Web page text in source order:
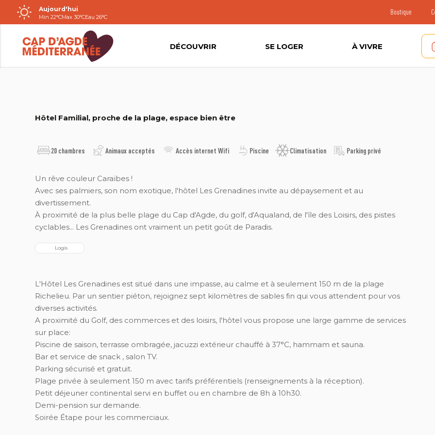
Passer
au
contenu
Aujourd'hui
Min 22°CMax 30°CEau 26°C
Boutique
DÉCOUVRIR SE LOGER À VIVRE
Hôtel Familial, proche de la plage, espace bien être
20 chambres Animaux acceptés Accès internet Wifi Piscine Climatisation Parking privé
Un rêve couleur Caraïbes !
Avec ses palmiers, son nom exotique, l'hôtel Les Grenadines invite au dépaysement et au
divertissement.
À proximité de la plus belle plage du Cap d'Agde, du golf, d'Aqualand, de l'île des Loisirs, des pistes
cyclables... Les Grenadines ont vraiment un petit goût de Paradis.
  Logis
L'Hôtel Les Grenadines est situé dans une impasse, au calme et à seulement 150 m de la plage
Richelieu. Par un sentier piéton, rejoignez sept kilomètres de sables fin qui vous attendent pour vos
diverses activités.
A proximité du Golf, des commerces et des loisirs, l'hôtel vous propose une large gamme de services
sur place:
Piscine de saison, terrasse ombragée, jacuzzi extérieur chauffé à 37°C, hammam et sauna.
Bar et service de snack , salon TV.
Parking sécurisé et gratuit.
Plage privée à seulement 150 m avec tarifs préférentiels (renseignements à la réception).
Petit déjeuner continental servi en buffet ou en chambre de 8h à 10h30.
Demi-pension sur demande.
Soirée Étape pour les commerciaux.